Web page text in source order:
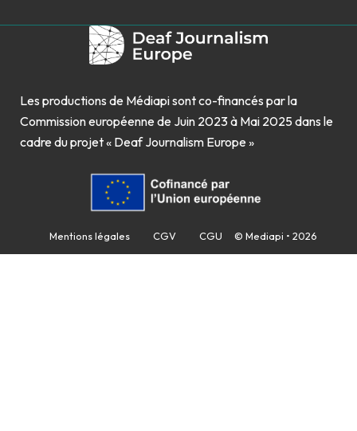
Les productions de Médiapi sont co-financés par la
Commission européenne de Juin 2023 à Mai 2025 dans le
cadre du projet « Deaf Journalism Europe »
Mentions légales CGV CGU © Mediapi • 2026